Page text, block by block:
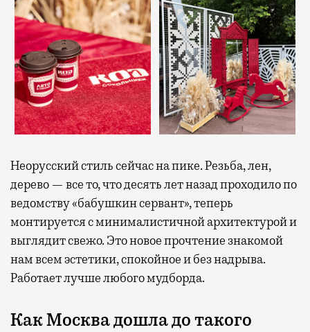
Неорусский стиль сейчас на пике. Резьба, лен,
дерево — все то, что десять лет назад проходило по
ведомству «бабушкин сервант», теперь
монтируется с минималистичной архитектурой и
выглядит свежо. Это новое прочтение знакомой
нам всем эстетики, спокойное и без надрыва.
Работает лучше любого мудборда.
Как Москва дошла до такого